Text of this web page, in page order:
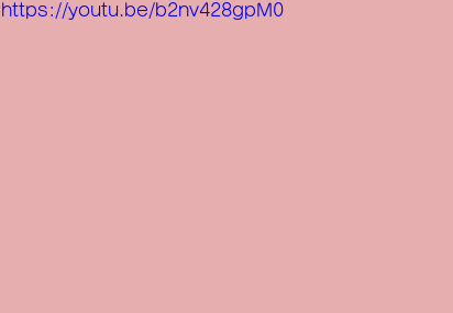
https://youtu.be/b2nv428gpM0